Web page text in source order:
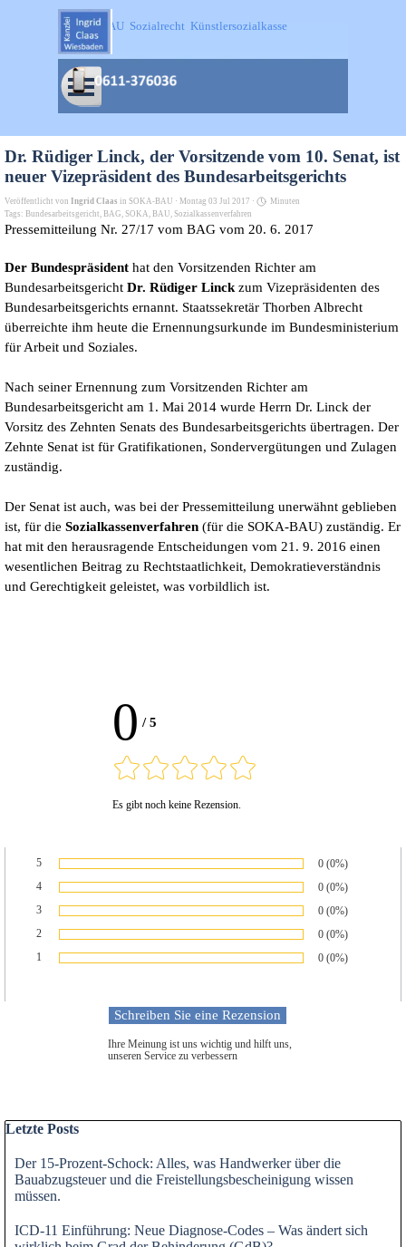
Direkt zum Seiteninhalt
SOKA-BAU  Sozialrecht  Künstlersozialkasse
Menü überspringen
Dr. Rüdiger Linck, der Vorsitzende vom 10. Senat, ist
neuer Vizepräsident des Bundesarbeitsgerichts
Veröffentlicht von Ingrid Claas in SOKA-BAU · Montag 03 Jul 2017 ·
Minuten
Tags: Bundesarbeitsgericht, BAG, SOKA, BAU, Sozialkassenverfahren
Pressemitteilung Nr. 27/17 vom BAG vom 20. 6. 2017
Der Bundespräsident hat den Vorsitzenden Richter am
Bundesarbeitsgericht Dr. Rüdiger Linck zum Vizepräsidenten des
Bundesarbeitsgerichts ernannt. Staatssekretär Thorben Albrecht
überreichte ihm heute die Ernennungsurkunde im Bundesministerium
für Arbeit und Soziales.
Nach seiner Ernennung zum Vorsitzenden Richter am
Bundesarbeitsgericht am 1. Mai 2014 wurde Herrn Dr. Linck der
Vorsitz des Zehnten Senats des Bundesarbeitsgerichts übertragen. Der
Zehnte Senat ist für Gratifikationen, Sondervergütungen und Zulagen
zuständig.
Der Senat ist auch, was bei der Pressemitteilung unerwähnt geblieben
ist, für die Sozialkassenverfahren (für die SOKA-BAU) zuständig. Er
hat mit den herausragende Entscheidungen vom 21. 9. 2016 einen
wesentlichen Beitrag zu Rechtstaatlichkeit, Demokratieverständnis
und Gerechtigkeit geleistet, was vorbildlich ist.
0 /5
Es gibt noch keine Rezension.
5 Anzahl von
0Prozentsatz der
(0%)
4 Anzahl von
0Prozentsatz der
(0%)
3 Anzahl von
0Prozentsatz der
(0%)
2 Anzahl von
0Prozentsatz der
(0%)
1 Anzahl von
0Prozentsatz der
(0%)
Ihre Meinung ist uns wichtig und hilft uns,
unseren Service zu verbessern
Block überspringen Letzte Posts
Letzte Posts
Der 15-Prozent-Schock: Alles, was Handwerker über die
Bauabzugsteuer und die Freistellungsbescheinigung wissen
müssen.
ICD-11 Einführung: Neue Diagnose-Codes – Was ändert sich